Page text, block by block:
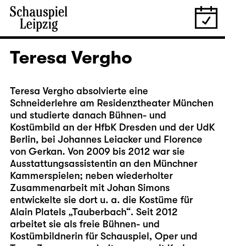
Teresa Vergho
Teresa Vergho absolvierte eine
Schneiderlehre am Residenztheater München
und studierte danach Bühnen- und
Kostümbild an der HfbK Dresden und der UdK
Berlin, bei Johannes Leiacker und Florence
von Gerkan. Von 2009 bis 2012 war sie
Ausstattungsassistentin an den Münchner
Kammerspielen; neben wiederholter
Zusammenarbeit mit Johan Simons
entwickelte sie dort u. a. die Kostüme für
Alain Platels „Tauberbach“. Seit 2012
arbeitet sie als freie Bühnen- und
Kostümbildnerin für Schauspiel, Oper und